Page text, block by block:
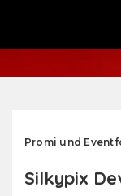
Promi und
Silkypix